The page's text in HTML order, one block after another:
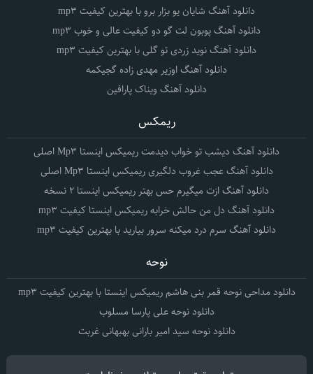
دانلود آهنگ شایان یو بزار برو با بهترین کیفیت mp3
دانلود آهنگ پوبون لت گو دو کیفیت عالی و خوب mp3
دانلود آهنگ نوید زردی تو گلی با بهترین کیفیت mp3
دانلود آهنگ اوزیر مهدی زاده گجیکمه
دانلود آهنگ ویناک پارافین
ریمکس
دانلود آهنگ دیشب تو خواب دیدمت ریمیکس اینستا Mp3 اصلی
دانلود آهنگ عجب غروب دلگیری ریمیکس اینستا Mp3 اصلی
دانلود آهنگ ازت میگیرم حس بهتر ریمیکس اینستا 2 نسخه
دانلود آهنگ دل من حالش خرابه ریمیکس اینستا کیفیت mp3
دانلود آهنگ سرم درد میکنه سرور بیارید با بهترین کیفیت mp3
نوحه
دانلود مداحی نوحه قمر بنی هاشم ریمیکس اینستا با بهترین کیفیت mp3
دانلود نوحه علی پارسا مسلوب
دانلود نوحه سید امیر بارانی بهبهانی غربت